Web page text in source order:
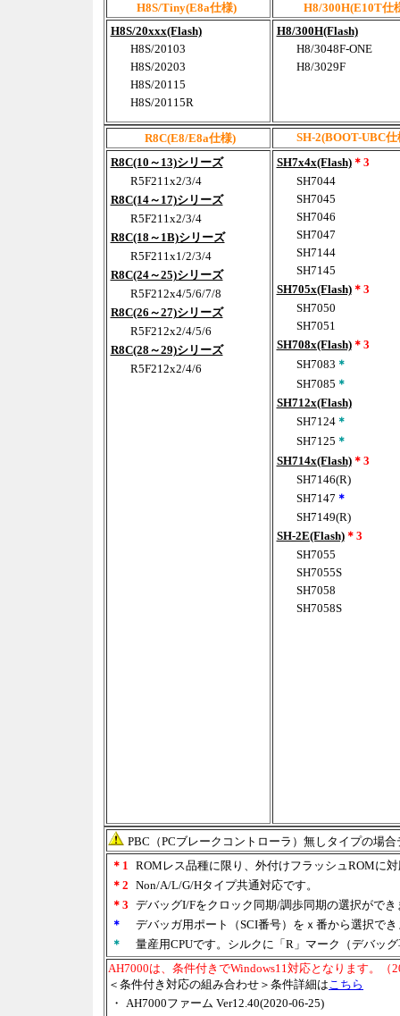
H8S/Tiny(E8a仕様)
H8/300H(E10T仕
H8S/20xxx(Flash)
H8S/20103
H8S/20203
H8S/20115
H8S/20115R
H8/300H(Flash)
H8/3048F-ONE
H8/3029F
R8C(E8/E8a仕様)
SH-2(BOOT-UBC仕
R8C(10～13)シリーズ
R5F211x2/3/4
R8C(14～17)シリーズ
R5F211x2/3/4
R8C(18～1B)シリーズ
R5F211x1/2/3/4
R8C(24～25)シリーズ
R5F212x4/5/6/7/8
R8C(26～27)シリーズ
R5F212x2/4/5/6
R8C(28～29)シリーズ
R5F212x2/4/6
SH7x4x(Flash)＊3
SH7044
SH7045
SH7046
SH7047
SH7144
SH7145
SH705x(Flash)＊3
SH7050
SH7051
SH708x(Flash)＊3
SH7083 ＊
SH7085 ＊
SH712x(Flash)
SH7124＊
SH7125 ＊
SH714x(Flash)＊3
SH7146(R)
SH7147 ＊
SH7149(R)
SH-2E(Flash)＊3
SH7055
SH7055S
SH7058
SH7058S
PBC（PCブレークコントローラ）無しタイプの場
＊1 ROMレス品種に限り、外付けフラッシュROMに
＊2 Non/A/L/G/Hタイプ共通対応です。
＊3 デバッグI/Fをクロック同期/調歩同期の選択ができ
＊
デバッガ用ポート（SCI番号）をｘ番から選択で
＊
量産用CPUです。シルクに「R」マーク（デバッ
AH7000は、条件付きでWindows11対応となります。（
＜条件付き対応の組み合わせ＞条件詳細はこちら
・ AH7000ファーム Ver12.40(2020-06-25)